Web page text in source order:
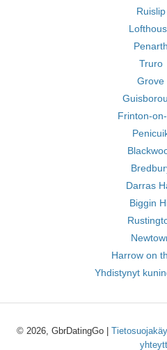
Ruislip
Penarth
Truro
Grove
Frinton-
Darras
Biggin
Harrow on
Yhdistynyt
© 2026, GbrDatingGo |